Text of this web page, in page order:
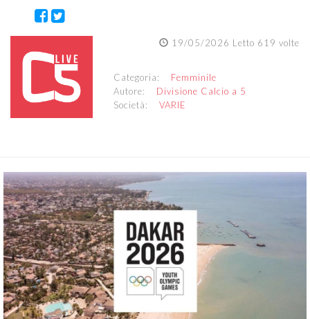
19/05/2026 Letto 619 volte
Categoria: Femminile
Autore: Divisione Calcio a 5
Società:VARIE